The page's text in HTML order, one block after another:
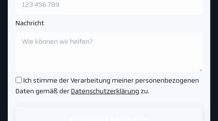
Nachricht
Ich stimme der Verarbeitung meiner personenbezogenen
Daten gemäß der Datenschutzerklärung zu.